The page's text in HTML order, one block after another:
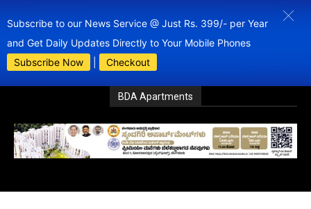
Subscribe to our News Service @ Just Rs. 399/- per Year
and Get Daily Updates Directly to Your Mobile Phones
Subscribe Now
Checkout
BDA Apartments